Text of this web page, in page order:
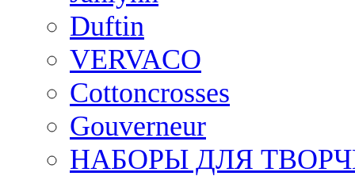
Duftin
VERVACO
Cottoncrosses
Gouverneur
НАБОРЫ ДЛЯ